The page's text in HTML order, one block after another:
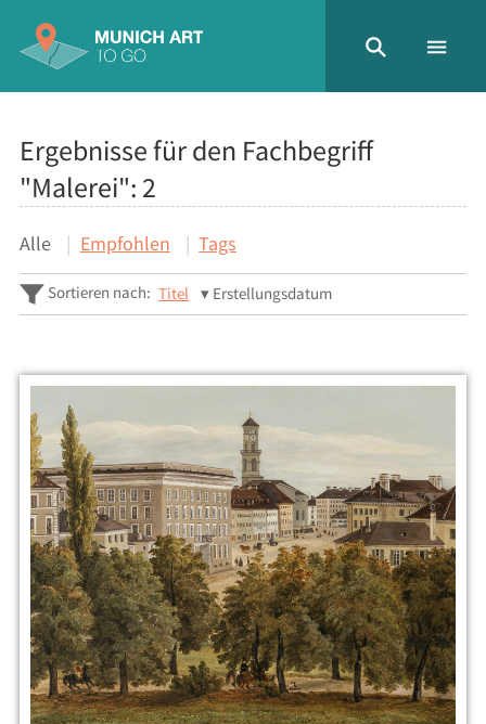
Ergebnisse für den Fachbegriff
"Malerei": 2
Alle Empfohlen Tags
Sortieren nach: Titel Erstellungsdatum